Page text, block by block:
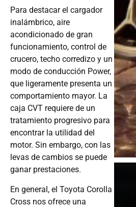
Para destacar el cargador
inalámbrico, aire
acondicionado de gran
funcionamiento, control de
crucero, techo corredizo y un
modo de conducción Power,
que ligeramente presenta un
comportamiento mayor. La
caja CVT requiere de un
tratamiento progresivo para
encontrar la utilidad del
motor. Sin embargo, con las
levas de cambios se puede
ganar prestaciones.
En general, el Toyota Corolla
Cross nos ofrece una